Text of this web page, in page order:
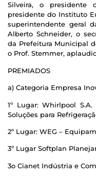
Silveira, o presidente
presidente do Instituto
superintendente geral
Alberto Schneider, o
da Prefeitura Municipal
o Prof. Stemmer,
PREMIADOS
a) Categoria Empresa
1º Lugar: Whirlpool
Soluções para
2º Lugar: WEG –
3º Lugar Softplan
3o Cianet Indústria e